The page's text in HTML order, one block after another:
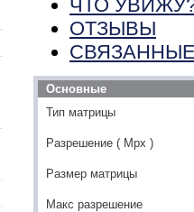
ЧТО
ОТЗЫВЫ
Основные
Тип матрицы
Разрешение ( Mpx )
Размер матрицы
Макс разрешение